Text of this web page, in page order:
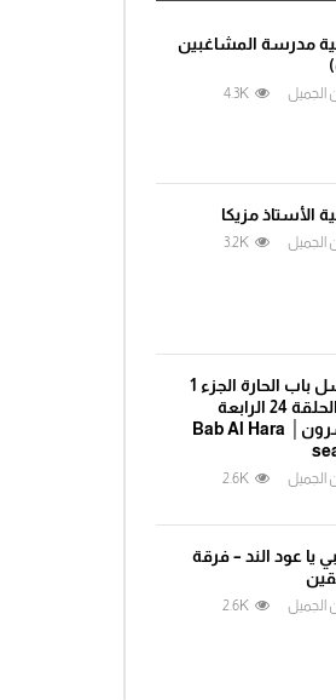
مدرسة المشاغبين
الجميل 4.3K
الأستاذ مزيكا
الجميل 3.2K
مسلسل باب الحارة الجزء 1
الاول الحلقة 24 الرابعة
والعشرون│ Bab Al Hara
الجميل 2.6K
يا عود الند – فرقة
الجميل 2.6K